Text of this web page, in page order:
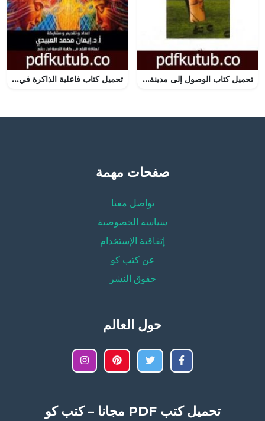
تحميل كتاب الوصول إلى مدينة أين PDF تأليف سركون بولص مجانا [كامل] تحميل كتاب فاعلية الذاكرة في تليباثي بين أسطرة الواقع وسحر الخيال PDF تأليف أ. د. إيمان العبيدي مجانا [كامل]
صفحات مهمة
تواصل معنا
سياسة الخصوصية
إتفاقية الإستخدام
عن كتب كو
حقوق النشر
حول العالم
تحميل كتب PDF مجانا – كتب كو